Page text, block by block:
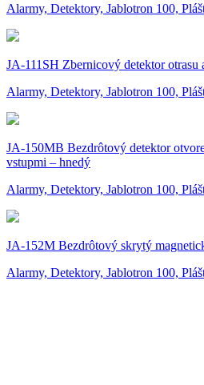
Alarmy, Detektory, Jablotron 100,
JA-111SH Zbernicový detektor otrasu
Alarmy, Detektory, Jablotron 100,
JA-150MB Bezdrôtový detektor
vstupmi – hnedý
Alarmy, Detektory, Jablotron 100,
JA-152M Bezdrôtový skrytý
Alarmy, Detektory, Jablotron 100,